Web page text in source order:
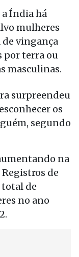
Índia há
mulheres
de vingança
por terra ou
masculinas.
surpreendeu
os
segundo
na
de
total de
no ano